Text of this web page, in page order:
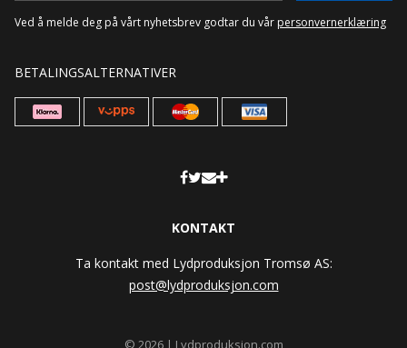
Ved å melde deg på vårt nyhetsbrev godtar du vår personvernerklæring
BETALINGSALTERNATIVER
KONTAKT
Ta kontakt med Lydproduksjon Tromsø AS:
post@lydproduksjon.com
© 2026 | Lydproduksjon.com